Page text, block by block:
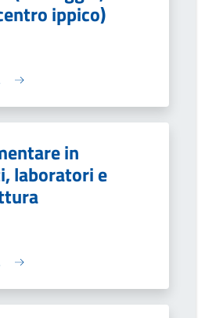
ippico)
in
laboratori e